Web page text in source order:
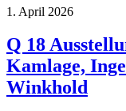
1. April 2026
Q 18
Kamlage,
Winkhold